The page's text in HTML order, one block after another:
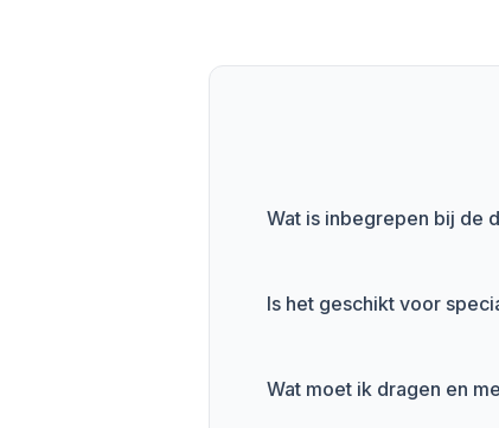
Wat is inbegrepen bij de
Is het geschikt voor
Wat moet ik dragen en